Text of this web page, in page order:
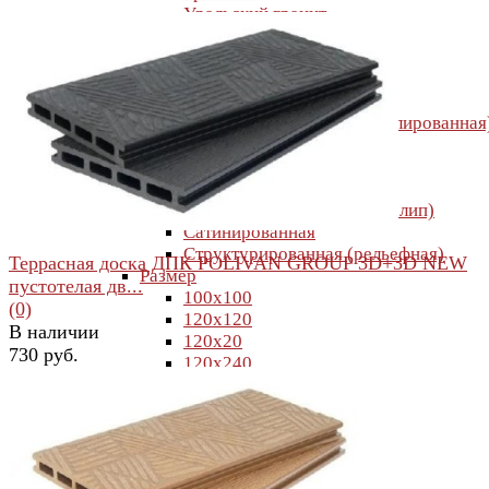
Уральский гранит
Декоративные элементы
Поверхность
Глянцевая
Карвинг
Лаппатированная
Матовая
Полированная
Полуматовая
Противоскользящая (антислип)
Сатинированная
Структурированная (рельефная)
Размер
100х100
120х120
120х20
120х240
120х278
120х280
160х320
160х80
180х120
избранное сравнить
Террасная доска ДПК POLIVAN GROUP 3D+3D NEW
пустотелая дв...
(0)
В наличии
730 руб.